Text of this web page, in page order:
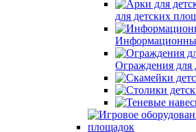
для детских
Ограждения для